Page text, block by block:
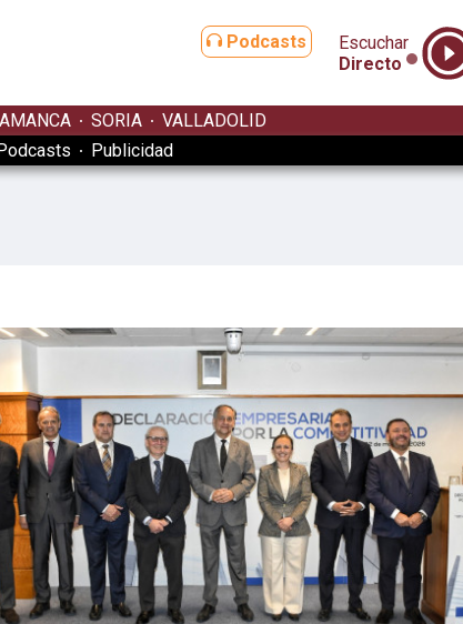
Podcasts
Escuchar
Directo
SORIA
VALLADOLID
Publicidad